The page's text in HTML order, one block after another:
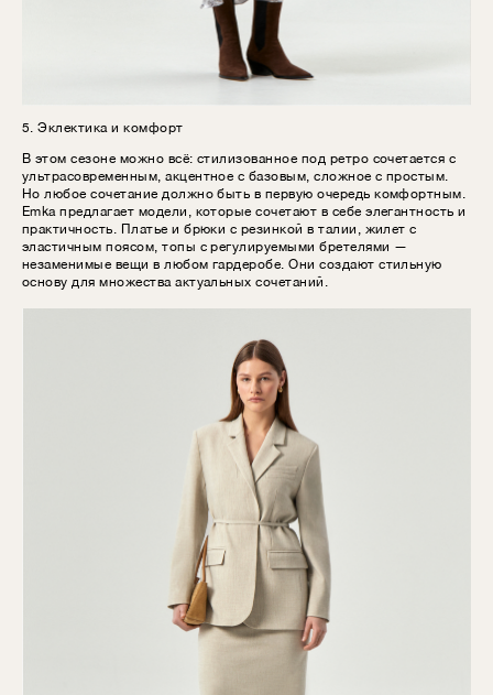
5. Эклектика и комфорт
В этом сезоне можно всё: стилизованное под ретро сочетается с
ультрасовременным, акцентное с базовым, сложное с простым.
Но любое сочетание должно быть в первую очередь комфортным.
Emka предлагает модели, которые сочетают в себе элегантность и
практичность. Платье и брюки с резинкой в талии, жилет с
эластичным поясом, топы с регулируемыми бретелями —
незаменимые вещи в любом гардеробе. Они создают стильную
основу для множества актуальных сочетаний.